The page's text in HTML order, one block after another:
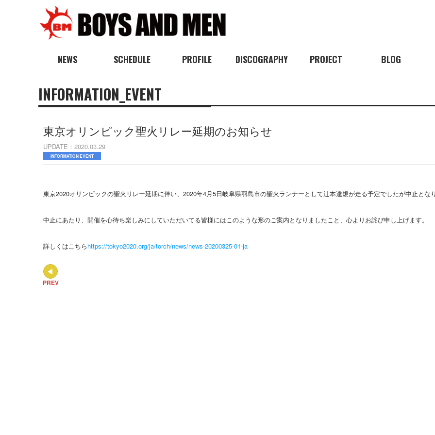
NEWS SCHEDULE PROFILE DISCOGRAPHY PROJECT BLOG
INFORMATION_EVENT
東京オリンピック聖火リレー延期のお知らせ
UPDATE 2020.03.29
INFORMATION EVENT
東京2020オリンピックの聖火リレー延期に伴い、2020年4月5日岐阜県羽島市の聖火ランナーとして辻本達規が走る予定でしたが中止とな
中止にあたり、開催を心待ち楽しみにしていただいてる皆様にはこのような形のご案内となりましたこと、心よりお詫び申し上げます。
詳しくはこちらhttps://tokyo2020.org/ja/torch/news/news-20200325-01-ja
PREV